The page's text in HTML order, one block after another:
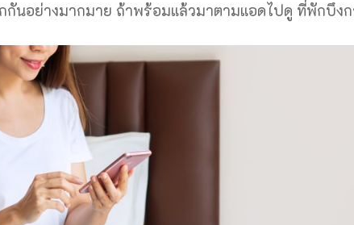
กันอย่างมากมาย ถ้าพร้อมแล้วมาตามแอดไปดู ที่พักบึง